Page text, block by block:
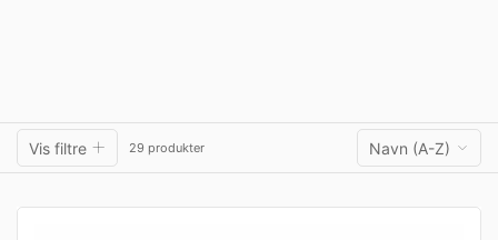
Vis filtre 29 produkter Navn (A-Z)